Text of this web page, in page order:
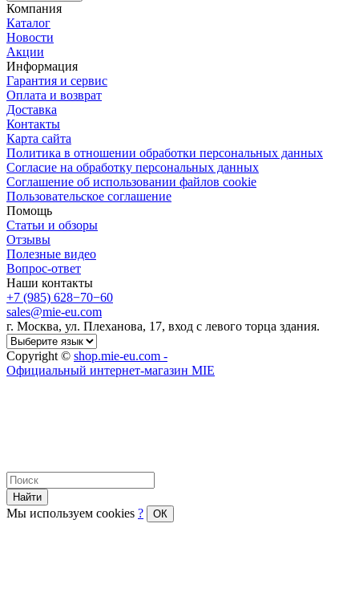
Компания
Каталог
Новости
Акции
Информация
Гарантия и сервис
Оплата и возврат
Доставка
Контакты
Карта сайта
Политика в отношении обработки персональных данных
Cогласие на обработку персональных данных
Cоглашение об использовании файлов cookie
Пользовательское соглашение
Помощь
Статьи и обзоры
Отзывы
Полезные видео
Вопрос-ответ
Наши контакты
+7 (985) 628−70−60
sales@mie-eu.com
г. Москва, ул. Плеханова, 17, вход с левого торца здания.
Copyright © shop.mie-eu.com -
Официальный интернет-магазин MIE
Найти
Мы используем cookies ? ОК